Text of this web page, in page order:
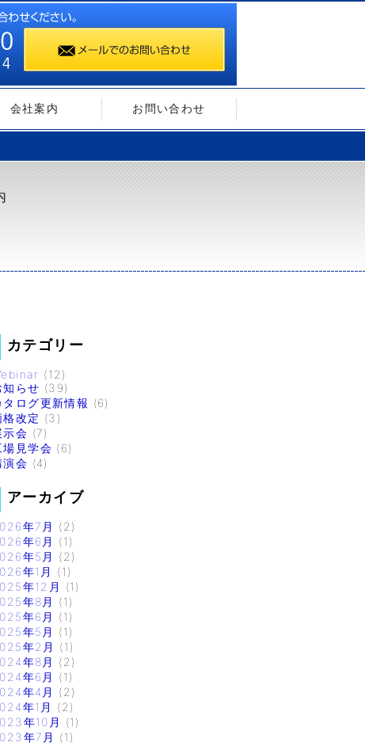
会社案内 お問い合わせ
カテゴリー
(12)
知らせ (39)
タログ更新情報 (6)
格改定 (3)
示会 (7)
場見学会 (6)
演会 (4)
アーカイブ
年7月
(2)
年6月
(1)
年5月
(2)
年1月
(1)
年12月
(1)
年8月
(1)
年6月
(1)
年5月
(1)
年2月
(1)
年8月
(2)
年6月
(1)
年4月
(2)
年1月
(2)
年10月
(1)
年7月
(1)